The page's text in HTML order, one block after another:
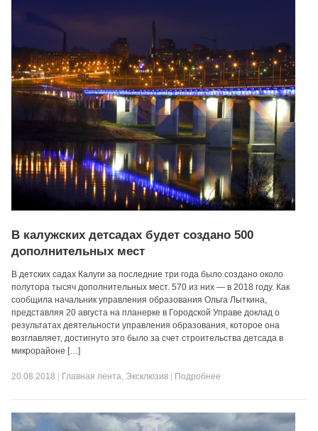
В калужских детсадах будет создано 500
дополнительных мест
В детских садах Калуги за последние три года было создано около
полутора тысяч дополнительных мест. 570 из них — в 2018 году. Как
сообщила начальник управления образования Ольга Лыткина,
представляя 20 августа на планерке в Городской Управе доклад о
результатах деятельности управления образования, которое она
возглавляет, достигнуто это было за счет строительства детсада в
микрорайоне […]
20.08.2018 Главная лента, Эксклюзив Подробнее